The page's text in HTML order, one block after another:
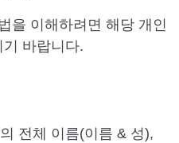
을 이해하려면 해당 개인
바랍니다.
전체 이름(이름 & 성),